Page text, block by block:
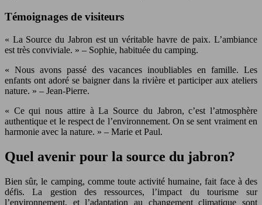
Témoignages de visiteurs
« La Source du Jabron est un véritable havre de paix. L’ambiance
est très conviviale. » – Sophie, habituée du camping.
« Nous avons passé des vacances inoubliables en famille. Les
enfants ont adoré se baigner dans la rivière et participer aux ateliers
nature. » – Jean-Pierre.
« Ce qui nous attire à La Source du Jabron, c’est l’atmosphère
authentique et le respect de l’environnement. On se sent vraiment en
harmonie avec la nature. » – Marie et Paul.
Quel avenir pour la source du jabron?
Bien sûr, le camping, comme toute activité humaine, fait face à des
défis. La gestion des ressources, l’impact du tourisme sur
l’environnement, et l’adaptation au changement climatique sont